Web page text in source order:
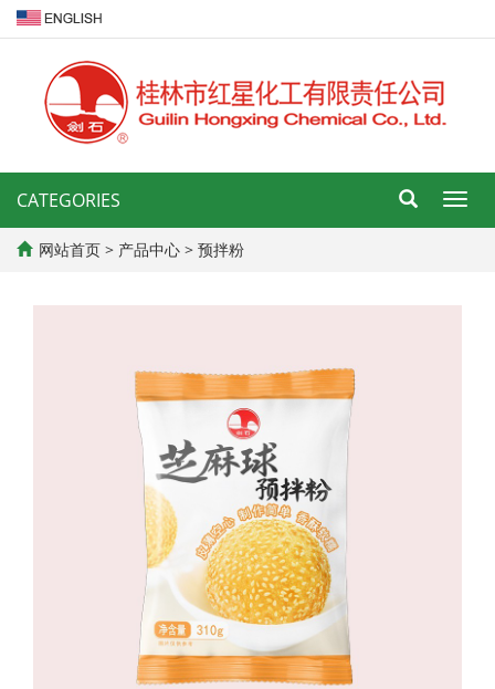
导
航
CATEGORIES
网站首页 > 产品中心 > 预拌粉